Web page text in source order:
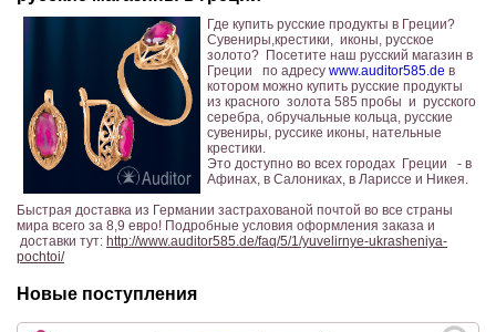
Где купить русские продукты в Греции?
Сувениры,крестики, иконы, русское
золото? Посетите наш русский магазин в
Греции по адресу www.auditor585.de в
котором можно купить русские продукты
из красного золота 585 пробы и русского
серебра, обручальные кольца, русские
сувениры, руссике иконы, нательные
крестики.
Это доступно во всех городах Греции - в
Афинах, в Салониках, в Лариссе и Никея.
Быстрая доставка из Германии застрахованой почтой во все страны
мира всего за 8,9 евро! Подробные условия оформления заказа и
доставки тут: http://www.auditor585.de/faq/5/1/yuvelirnye-ukrasheniya-
pochtoi/
Новые поступления